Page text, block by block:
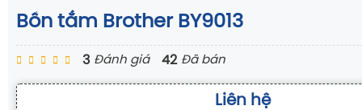
Bồn tắm Brother BY9013
3 Đánh giá 42 Đã bán
Liên hệ